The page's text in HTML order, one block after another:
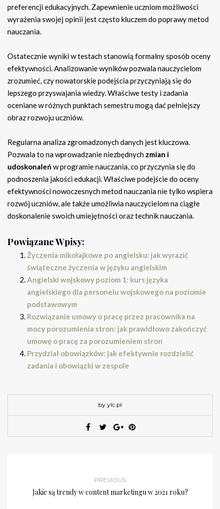
preferencji edukacyjnych. Zapewnienie uczniom możliwości
wyrażenia swojej opinii jest często kluczem do poprawy metod
nauczania.
Ostatecznie wyniki w testach stanowią formalny sposób oceny
efektywności. Analizowanie wyników pozwala nauczycielom
zrozumieć, czy nowatorskie podejścia przyczyniają się do
lepszego przyswajania wiedzy. Właściwe testy i zadania
oceniane w różnych punktach semestru mogą dać pełniejszy
obraz rozwoju uczniów.
Regularna analiza zgromadzonych danych jest kluczowa.
Pozwala to na wprowadzanie niezbędnych zmian i
udoskonaleń w programie nauczania, co przyczynia się do
podnoszenia jakości edukacji. Właściwe podejście do oceny
efektywności nowoczesnych metod nauczania nie tylko wspiera
rozwój uczniów, ale także umożliwia nauczycielom na ciągłe
doskonalenie swoich umiejętności oraz technik nauczania.
Powiązane Wpisy:
Życzenia mikołajkowe po angielsku: jak wyrazić
świąteczne życzenia w języku angielskim
Angielski wojskowy poziom 1: kurs języka
angielskiego dla personelu wojskowego na poziomie
podstawowym
Rozwiązanie umowy o pracę przez pracownika na
mocy porozumienia stron: jak prawidłowo zakończyć
umowę o pracę za porozumieniem stron
Przydział obowiązków: jak efektywnie rozdzielić
zadania i obowiązki w zespole
by ylc.pl
PREVIOUS
Jakie są trendy w content marketingu w 2021 roku?